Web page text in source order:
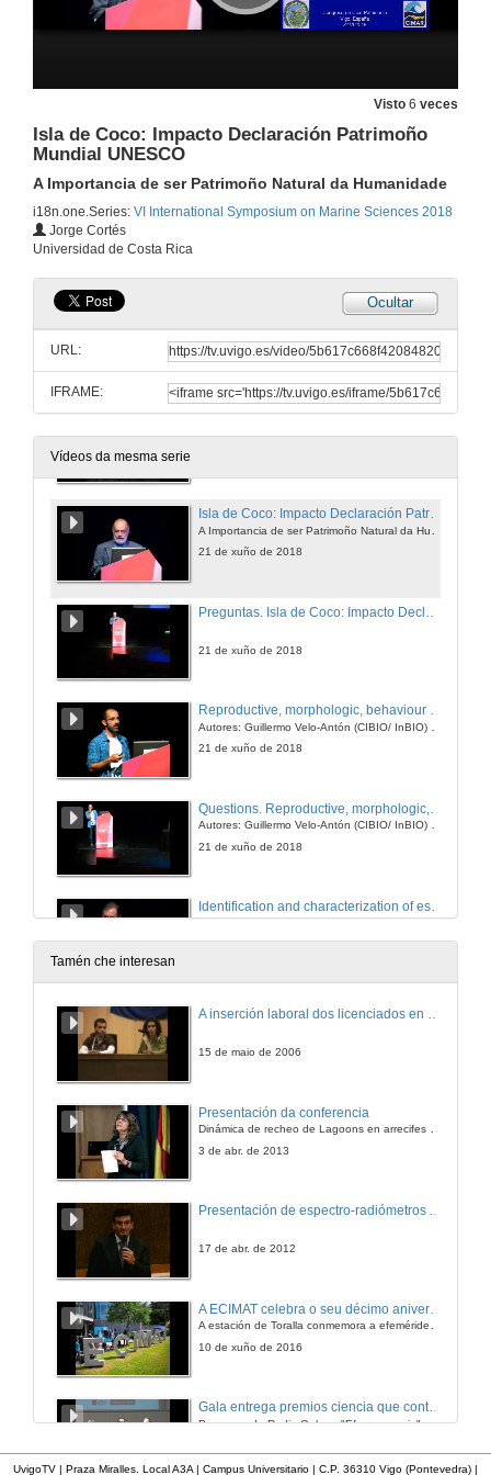
Visto 6 veces
Isla de Coco: Impacto Declaración Patrimoño
Mundial UNESCO
A Importancia de ser Patrimoño Natural da Humanidade
i18n.one.Series: VI International Symposium on Marine Sciences 2018
Jorge Cortés
Universidad de Costa Rica
Ocultar
URL:
IFRAME:
Vídeos da mesma serie
Presentación de Marina Montresor
Questions.The secret life of diatoms: fascinating questions from unicellular microalgae
Apertura do Workshop Patrimonio Illas Cíes
Vídeo promocional da candidatura de Illas Cies a Patrimonio
21 de xuño de 2018
Presentación de Jorge Cortés, Universidad de Costa Rica
Isla de Coco: Impacto Declaración Patrimoño Mundial UNESCO
21 de xuño de 2018
21 de xuño de 2018
Reproductive, morphologic, behaviour and genetic changes of fire salamanders in Cíes
21 de xuño de 2018
Autores: Guillermo Velo-Antón (CIBIO/ InBIO) e A. Cordero Rivera (Universidade de Vigo)
21 de xuño de 2018
Identification and characterization of essential habitats for three cephalopod species in the galician atlantic islands national park
Autores: A. Guerra, J. HernándezUrcera, M. E. Garci y A. F. González
21 de xuño de 2018
Autores: M. Planas, A. Chamorro, M.E. García Blanco, J. Hernández-Urcera y R. Chamorro
Autores: I. Alejo, S. Costas, R. GonzálezVillanueva, M. Pérez-Arlucea, C. Pérez-Estévez, M.A. Nombela, A. Mena, M.J. Álvarez, P. Diz and G. Francés
Autores: C. PiñeiroCorbeira, R. de la Cruz Modino, M. Olmedo, and R. Barreiro
Tamén che interesan
A inserción laboral dos licenciados en Ciencias do Mar: a carreira investigadora
15 de maio de 2006
Presentación da conferencia
Dinámica de recheo de Lagoons en arrecifes de coral
3 de abr. de 2013
Presentación de espectro-radiómetros ASD
17 de abr. de 2012
A estación de Toralla conmemora a efeméride asinando un convenio coa Universidad del País Vasco
10 de xuño de 2016
Gala entrega premios ciencia que conta 2014. Fundación Barrié
Programa de Radio Galega "Efervescencia"
UvigoTV | Praza Miralles. Local A3A | Campus Universitario | C.P. 36310 Vigo (Pontevedra) |